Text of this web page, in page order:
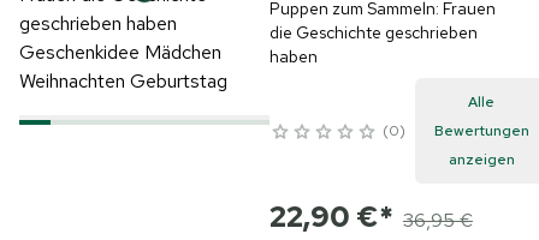
Puppen zum Sammeln: Frauen
die Geschichte geschrieben
haben
0
Alle
Bewertungen
anzeigen
22,90 €* 36,95 €